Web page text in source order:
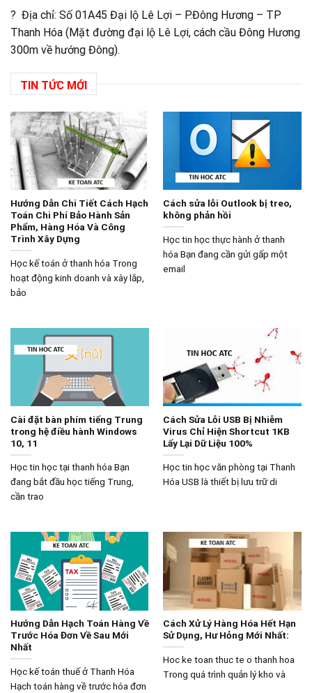
? Địa chỉ: Số 01A45 Đại lộ Lê Lợi – P.Đông Hương – TP
Thanh Hóa (Mặt đường đại lộ Lê Lợi, cách cầu Đông Hương
300m về hướng Đông).
TIN TỨC MỚI
Hướng Dẫn Chi Tiết Cách Hạch
Toán Chi Phí Bảo Hành Sản
Phẩm, Hàng Hóa Và Công
Trình Xây Dựng
Học kế toán ở thanh hóa Trong
hoạt động kinh doanh và xây lắp,
bảo
Cách sửa lỗi Outlook bị treo,
không phản hồi
Học tin học thực hành ở thanh
hóa Bạn đang cần gửi gấp một
email
Cài đặt bàn phím tiếng Trung
trong hệ điều hành Windows
10, 11
Học tin học tại thanh hóa Bạn
đang bắt đầu học tiếng Trung,
cần trao
Cách Sửa Lỗi USB Bị Nhiễm
Virus Chỉ Hiện Shortcut 1KB
Lấy Lại Dữ Liệu 100%
Học tin học văn phòng tại Thanh
Hóa USB là thiết bị lưu trữ di
Hướng Dẫn Hạch Toán Hàng Về
Trước Hóa Đơn Về Sau Mới
Nhất
Học kế toán thuế ở Thanh Hóa
Hạch toán hàng về trước hóa đơn
Cách Xử Lý Hàng Hóa Hết Hạn
Sử Dụng, Hư Hỏng Mới Nhất:
Hoc ke toan thuc te o thanh hoa
Trong quá trình quản lý kho và